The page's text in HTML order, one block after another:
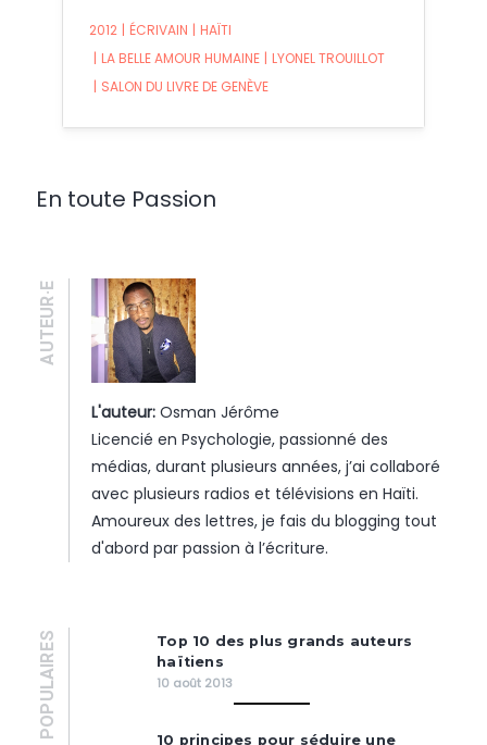
2012 | ÉCRIVAIN | HAÏTI
| LA BELLE AMOUR HUMAINE | LYONEL TROUILLOT
| SALON DU LIVRE DE GENÈVE
En toute Passion
AUTEUR·E
L'auteur: Osman Jérôme
Licencié en Psychologie, passionné des
médias, durant plusieurs années, j’ai collaboré
avec plusieurs radios et télévisions en Haïti.
Amoureux des lettres, je fais du blogging tout
d'abord par passion à l’écriture.
POPULAIRES
Top 10 des plus grands auteurs
haïtiens
10 août 2013
10 principes pour séduire une